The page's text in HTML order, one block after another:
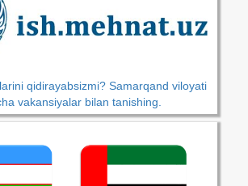
qidirayabsizmi? Samarqand viloyati
vakansiyalar bilan tanishing.